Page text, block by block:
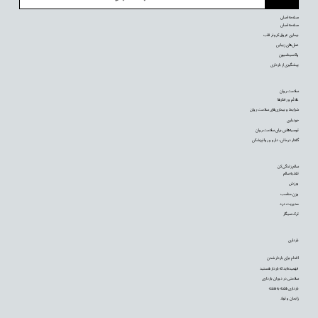
بارداری
اقدام برای باردار شدن
فهمیده‌اید که باردار هستید
سلامتی در دوران بارداری
بارداری هفته به هفته
زایمان و تولد
سالم زندگی کن
تغذیه سالم
ورزش
وزن مناسب
مدیریت درد
ترک سیگار
سلامت روان
علائم و رفتارها
شرایط و بیماری‌های سلامت روان
خودیاری
توصیه‌‌هایی برای سلامت روان
گفتار درمانی، دارو و روانپزشکی
صفحه اصلی
صفحه اصلی
بیماری عروق کرونر قلب
عمل‌های زیبایی
واکسیناسیون
پیشگیری از بارداری